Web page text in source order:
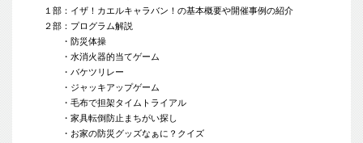
１部：イザ！カエルキャラバン！の基本概要や開催事例の紹介
２部：プログラム解説
・防災体操
・水消火器的当てゲーム
・バケツリレー
・ジャッキアップゲーム
・毛布で担架タイムトライアル
・家具転倒防止まちがい探し
・お家の防災グッズなぁに？クイズ